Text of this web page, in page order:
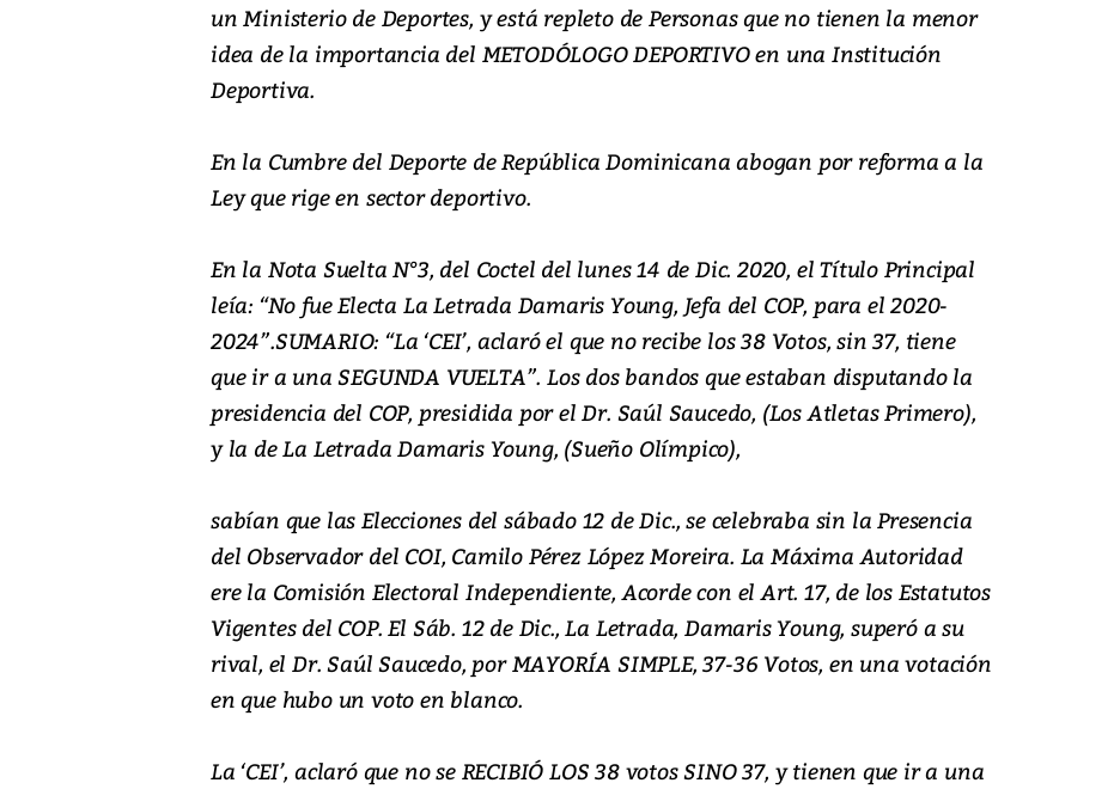
un Ministerio de Deportes, y está repleto de Personas que no tienen la menor
idea de la importancia del METODÓLOGO DEPORTIVO en una Institución
Deportiva.
En la Cumbre del Deporte de República Dominicana abogan por reforma a la
Ley que rige en sector deportivo.
En la Nota Suelta N°3, del Coctel del lunes 14 de Dic. 2020, el Título Principal
leía: “No fue Electa La Letrada Damaris Young, Jefa del COP, para el 2020-
2024”.SUMARIO: “La ‘CEI’, aclaró el que no recibe los 38 Votos, sin 37, tiene
que ir a una SEGUNDA VUELTA”. Los dos bandos que estaban disputando la
presidencia del COP, presidida por el Dr. Saúl Saucedo, (Los Atletas Primero),
y la de La Letrada Damaris Young, (Sueño Olímpico),
sabían que las Elecciones del sábado 12 de Dic., se celebraba sin la Presencia
del Observador del COI, Camilo Pérez López Moreira. La Máxima Autoridad
ere la Comisión Electoral Independiente, Acorde con el Art. 17, de los Estatutos
Vigentes del COP. El Sáb. 12 de Dic., La Letrada, Damaris Young, superó a su
rival, el Dr. Saúl Saucedo, por MAYORÍA SIMPLE, 37-36 Votos, en una votación
en que hubo un voto en blanco.
La ‘CEI’, aclaró que no se RECIBIÓ LOS 38 votos SINO 37, y tienen que ir a una